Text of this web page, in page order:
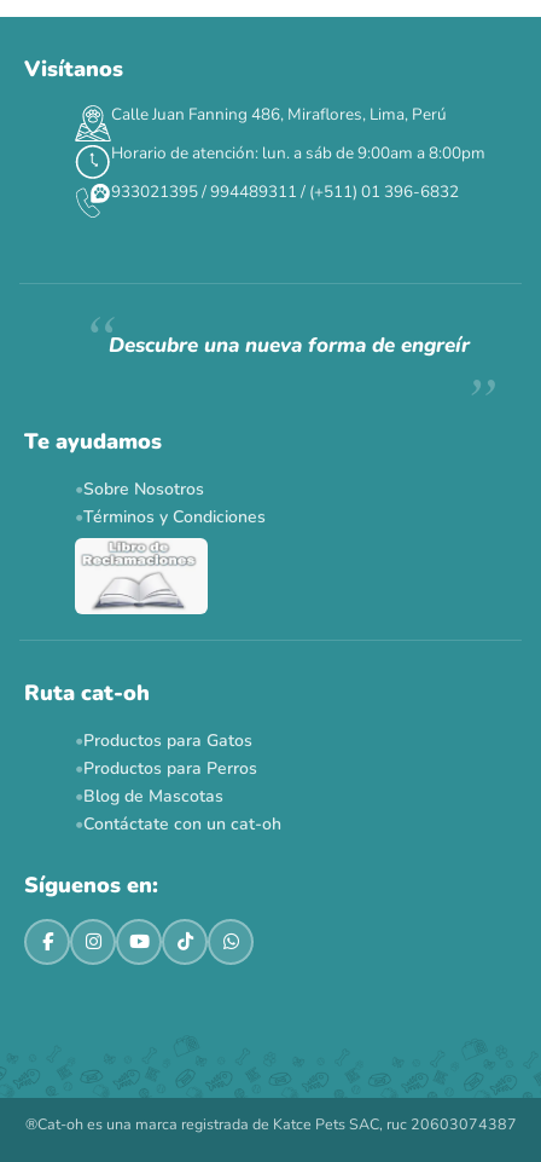
DÍAS HORAS MIN SEG
✕
Siempre fuimosraros.
Ver todas las promos 🐾
Visítanos
Calle Juan Fanning 486, Miraflores, Lima, Perú
Horario de atención: lun. a sáb de 9:00am a 8:00pm
933021395 / 994489311 / (+511) 01 396-6832
Descubre una nueva forma de engreír
Te ayudamos
Sobre Nosotros
Términos y Condiciones
Ruta cat-oh
Productos para Gatos
Productos para Perros
Blog de Mascotas
Contáctate con un cat-oh
Síguenos en:
®Cat-oh es una marca registrada de Katce Pets SAC, ruc 20603074387